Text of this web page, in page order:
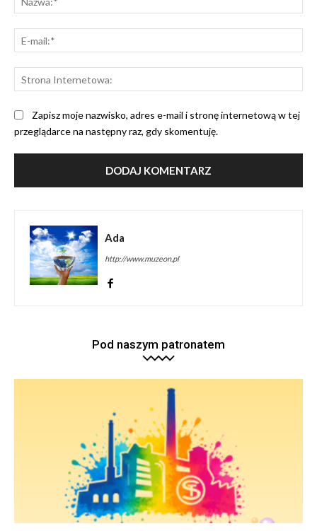
Zapisz moje nazwisko, adres e-mail i stronę internetową w tej
przeglądarce na następny raz, gdy skomentuję.
Ada
http://www.muzeon.pl
Pod naszym patronatem